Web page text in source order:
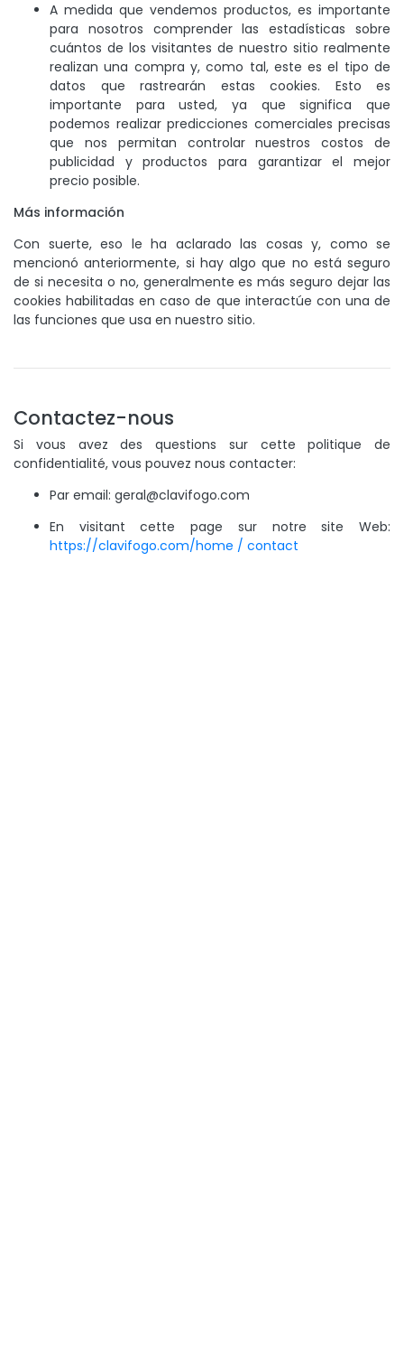
A medida que vendemos productos, es importante
para nosotros comprender las estadísticas sobre
cuántos de los visitantes de nuestro sitio realmente
realizan una compra y, como tal, este es el tipo de
datos que rastrearán estas cookies. Esto es
importante para usted, ya que significa que
podemos realizar predicciones comerciales precisas
que nos permitan controlar nuestros costos de
publicidad y productos para garantizar el mejor
precio posible.
Más información
Con suerte, eso le ha aclarado las cosas y, como se
mencionó anteriormente, si hay algo que no está seguro
de si necesita o no, generalmente es más seguro dejar las
cookies habilitadas en caso de que interactúe con una de
las funciones que usa en nuestro sitio.
Contactez-nous
Si vous avez des questions sur cette politique de
confidentialité, vous pouvez nous contacter:
Par email: geral@clavifogo.com
En visitant cette page sur notre site Web:
https://clavifogo.com/home / contact